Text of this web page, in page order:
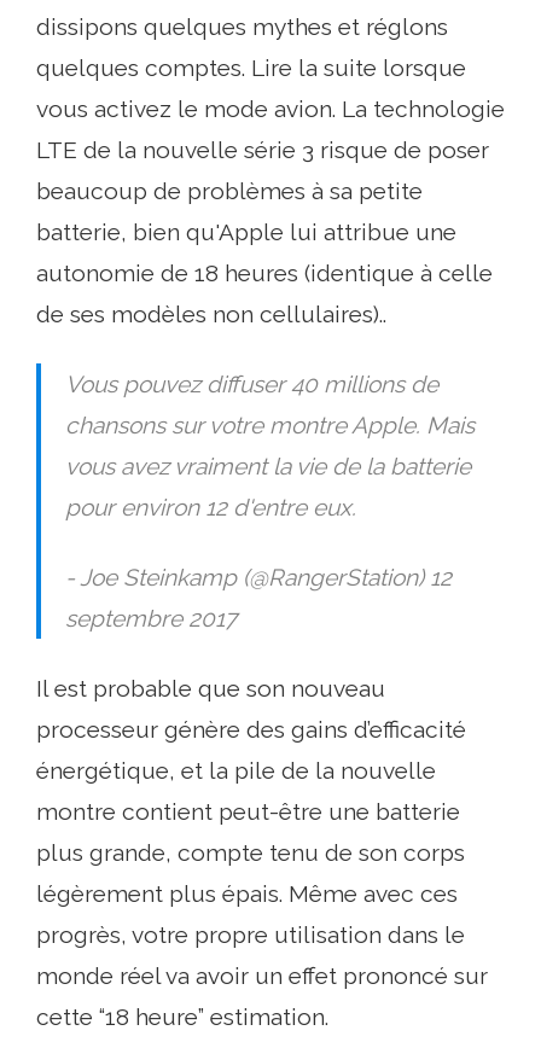
dissipons quelques mythes et réglons
quelques comptes. Lire la suite lorsque
vous activez le mode avion. La technologie
LTE de la nouvelle série 3 risque de poser
beaucoup de problèmes à sa petite
batterie, bien qu'Apple lui attribue une
autonomie de 18 heures (identique à celle
de ses modèles non cellulaires)..
Vous pouvez diffuser 40 millions de
chansons sur votre montre Apple. Mais
vous avez vraiment la vie de la batterie
pour environ 12 d'entre eux.
- Joe Steinkamp (@RangerStation) 12
septembre 2017
Il est probable que son nouveau
processeur génère des gains d’efficacité
énergétique, et la pile de la nouvelle
montre contient peut-être une batterie
plus grande, compte tenu de son corps
légèrement plus épais. Même avec ces
progrès, votre propre utilisation dans le
monde réel va avoir un effet prononcé sur
cette “18 heure” estimation.